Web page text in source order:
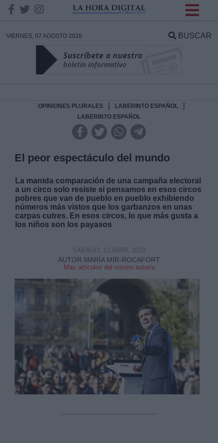
VIERNES, 07 AGOSTO 2026 BUSCAR
OPINIONES PLURALES LABERINTO ESPAÑOL
LABERINTO ESPAÑOL
El peor espectáculo del mundo
La manida comparación de una campaña electoral
a un circo solo resiste si pensamos en esos circos
pobres que van de pueblo en pueblo exhibiendo
números más vistos que los garbanzos en unas
carpas cutres. En esos circos, lo que más gusta a
los niños son los payasos
AUTOR MARÍA MIR-ROCAFORT
Mas artículos del mismo autor/a
SÁBADO, 13 ABRIL 2019
DATOS
Responsable:
Legitimación:
Destinatarios:
Derechos: